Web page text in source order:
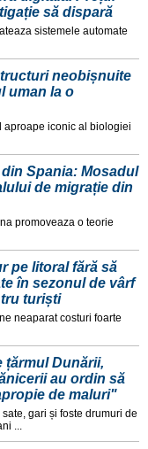
să dispară
sistemele automate
neobișnuite
uman la o
aproape iconic al biologiei
Spania: Mosadul
de migrație din
promoveaza o teorie
pe litoral fără să
în sezonul de vârf
turiști
neaparat costuri foarte
țărmul Dunării,
au ordin să
de maluri"
gari și foste drumuri de
...